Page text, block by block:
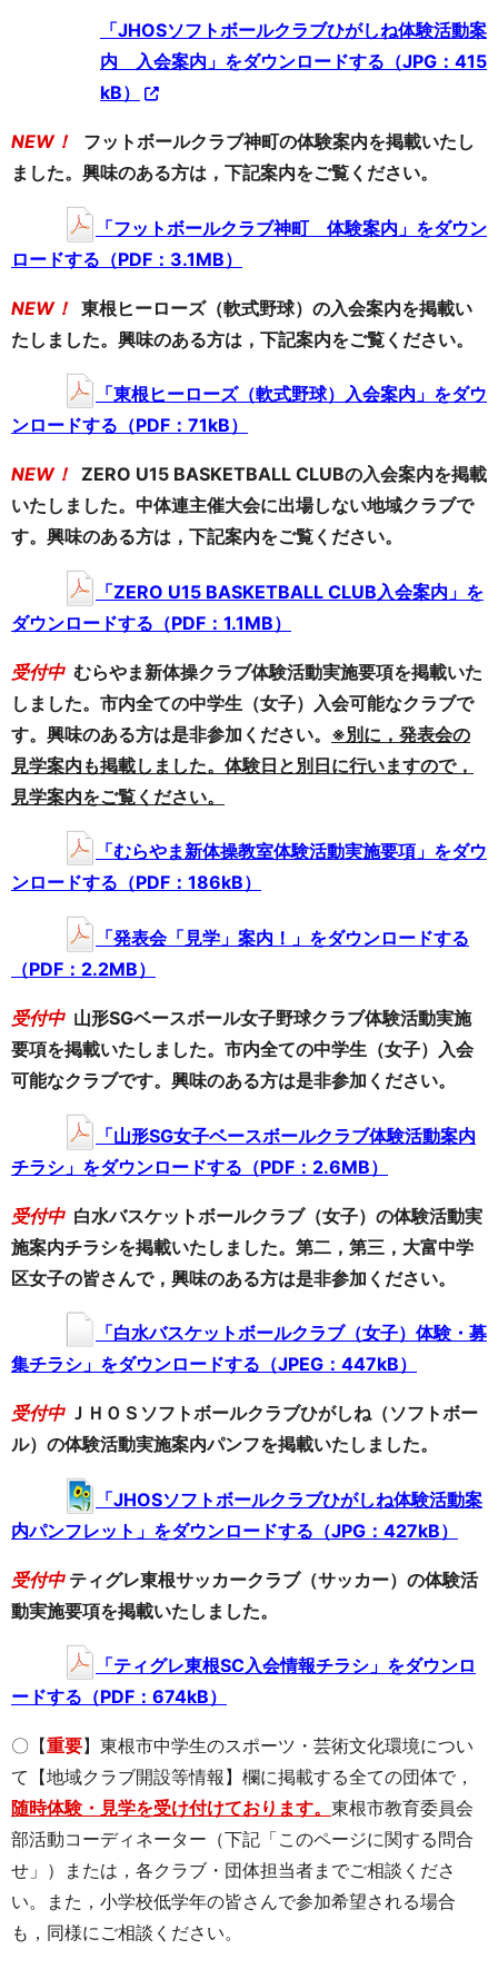
「JHOSソフトボールクラブひがしね体験活動案
内 入会案内」をダウンロードする（JPG：415
kB）
NEW！
フットボールクラブ神町の体験案内を掲載いたし
ました。興味のある方は，下記案内をご覧ください。
「フットボールクラブ神町 体験案内」をダウン
ロードする（PDF：3.1MB）
NEW！ 東根ヒーローズ（軟式野球）の入会案内を掲載い
たしました。興味のある方は，下記案内をご覧ください。
「東根ヒーローズ（軟式野球）入会案内」をダウ
ンロードする（PDF：71kB）
NEW！ ZERO U15 BASKETBALL CLUBの入会案内を掲載
いたしました。中体連主催大会に出場しない地域クラブで
す。興味のある方は，下記案内をご覧ください。
「ZERO U15 BASKETBALL CLUB入会案内」を
ダウンロードする（PDF：1.1MB）
受付中むらやま新体操クラブ体験活動実施要項を掲載いた
しました。市内全ての中学生（女子）入会可能なクラブで
す。興味のある方は是非参加ください。 ※別に，発表会の
見学案内も掲載しました。体験日と別日に行いますので，
見学案内をご覧ください。
「むらやま新体操教室体験活動実施要項」をダウ
ンロードする（PDF：186kB）
「発表会「見学」案内！」をダウンロードする
（PDF：2.2MB）
受付中 ⼭形SGベースボール女子野球クラブ体験活動実施
要項を掲載いたしました。市内全ての中学生（女子）入会
可能なクラブです。興味のある方は是非参加ください。
「⼭形SG女子ベースボールクラブ体験活動案内
チラシ」をダウンロードする（PDF：2.6MB）
受付中 白水バスケットボールクラブ（女子）の体験活動実
施案内チラシを掲載いたしました。第二，第三，大富中学
区女子の皆さんで，興味のある方は是非参加ください。
「白水バスケットボールクラブ（女子）体験・募
集チラシ」をダウンロードする（JPEG：447kB）
受付中 ＪＨＯＳソフトボールクラブひがしね（ソフトボー
ル）の体験活動実施案内パンフを掲載いたしました。
「JHOSソフトボールクラブひがしね体験活動案
内パンフレット」をダウンロードする（JPG：427kB）
受付中 ティグレ東根サッカークラブ（サッカー）の体験活
動実施要項を掲載いたしました。
「ティグレ東根SC入会情報チラシ」をダウンロ
ードする（PDF：674kB）
〇【重要】東根市中学生のスポーツ・芸術文化環境につい
て【地域クラブ開設等情報】欄に掲載する全ての団体で，
随時体験・見学を受け付けております。 東根市教育委員会
部活動コーディネーター（下記「このページに関する問合
せ」）または，各クラブ・団体担当者までご相談くださ
い。また，小学校低学年の皆さんで参加希望される場合
も，同様にご相談ください。